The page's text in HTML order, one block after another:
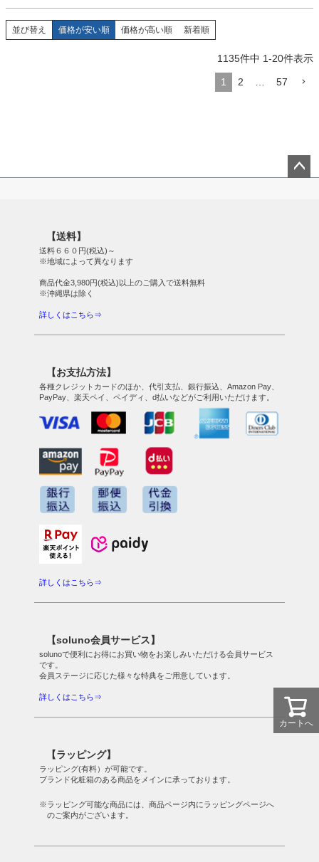
並び替え 価格が安い順 価格が高い順 新着順
1135件中 1-20件表示
1 2 57
カートへ
【送料】
送料６６０円(税込)～
※地域によって異なります
商品代金3,980円(税込)以上のご購入で送料無料
※沖縄県は除く
詳しくはこちら⇒
【お支払方法】
各種クレジットカードのほか、代引支払、銀行振込、Amazon Pay、
PayPay、楽天ペイ、ペイディ、d払いなどがご利用いただけます。
詳しくはこちら⇒
【soluno会員サービス】
solunoで便利にお得にお買い物をお楽しみいただける会員サービス
です。
会員ステージに応じた様々な特典をご用意しています。
詳しくはこちら⇒
【ラッピング】
ラッピング(有料）が可能です。
ブランド化粧箱のある商品をメインに承っております。
※ラッピング可能な商品には、商品ページ内にラッピングページへ
のご案内がございます。